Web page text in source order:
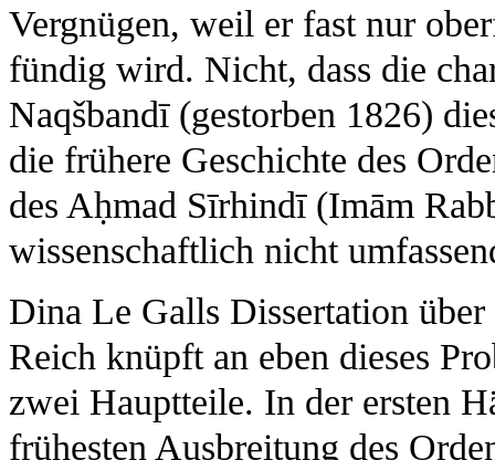
Vergnügen, weil er fast nur
fündig wird. Nicht, dass die
Naqšbandī (gestorben 1826)
die frühere Geschichte des
des Aḥmad Sīrhindī (Imām
wissenschaftlich nicht
Dina Le Galls Dissertation
Reich knüpft an eben dieses
zwei Hauptteile. In der ersten
frühesten Ausbreitung des